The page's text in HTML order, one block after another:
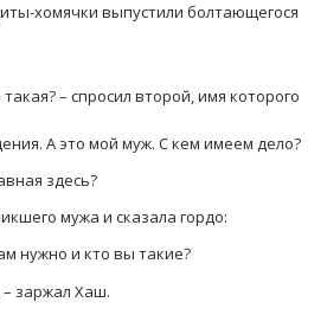
хомячки выпустили болтающегося
– спросил второй, имя которого
А это мой муж. С кем имеем дело?
здесь?
мужа и сказала гордо:
нужно и кто вы такие?
заржал Хаш.